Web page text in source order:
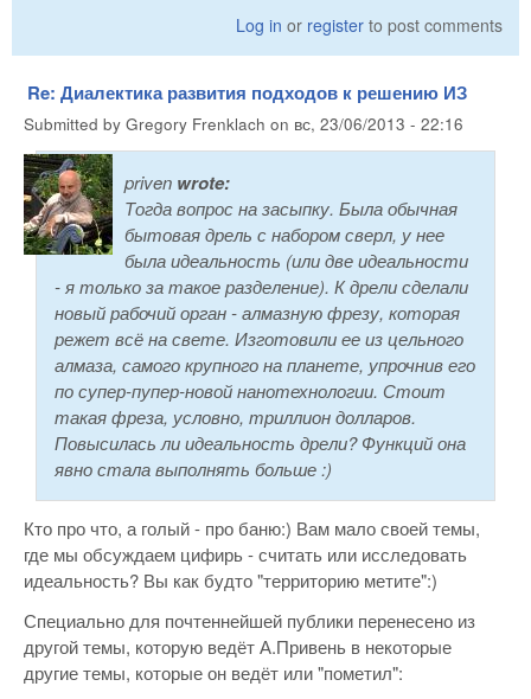
Log in or register to post comments
Re: Диалектика развития подходов к решению ИЗ
Submitted by Gregory Frenklach on вс, 23/06/2013 - 22:16
priven wrote:
Тогда вопрос на засыпку. Была обычная
бытовая дрель с набором сверл, у нее
была идеальность (или две идеальности
- я только за такое разделение). К дрели сделали
новый рабочий орган - алмазную фрезу, которая
режет всё на свете. Изготовили ее из цельного
алмаза, самого крупного на планете, упрочнив его
по супер-пупер-новой нанотехнологии. Стоит
такая фреза, условно, триллион долларов.
Повысилась ли идеальность дрели? Функций она
явно стала выполнять больше :)
Кто про что, а голый - про баню:) Вам мало своей темы,
где мы обсуждаем цифирь - считать или исследовать
идеальность? Вы как будто "территорию метите":)
Специально для почтеннейшей публики перенесено из
другой темы, которую ведёт А.Привень в некоторые
другие темы, которые он ведёт или "пометил":